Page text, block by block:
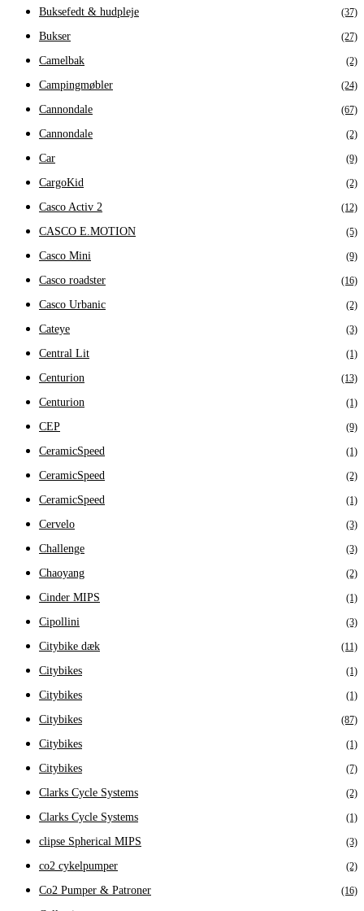
Buksefedt & hudpleje (37)
Bukser (27)
Camelbak (2)
Campingmøbler (24)
Cannondale (67)
Cannondale (2)
Car (9)
CargoKid (2)
Casco Activ 2 (12)
CASCO E.MOTION (5)
Casco Mini (9)
Casco roadster (16)
Casco Urbanic (2)
Cateye (3)
Central Lit (1)
Centurion (13)
Centurion (1)
CEP (9)
CeramicSpeed (1)
CeramicSpeed (2)
CeramicSpeed (1)
Cervelo (3)
Challenge (3)
Chaoyang (2)
Cinder MIPS (1)
Cipollini (3)
Citybike dæk (11)
Citybikes (1)
Citybikes (1)
Citybikes (87)
Citybikes (1)
Citybikes (7)
Clarks Cycle Systems (2)
Clarks Cycle Systems (1)
clipse Spherical MIPS (3)
co2 cykelpumper (2)
Co2 Pumper & Patroner (16)